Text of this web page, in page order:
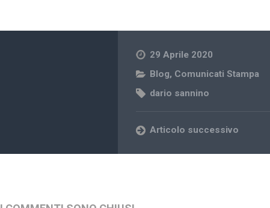
29 Aprile 2020
Blog, Comunicati Stampa
dario sannino
Articolo successivo